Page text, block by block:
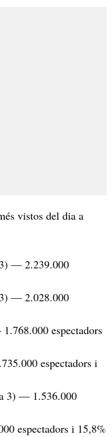
vistos del dia a
— 2.239.000
— 2.028.000
espectadors
espectadors i
3) — 1.536.000
espectadors i 15,8%